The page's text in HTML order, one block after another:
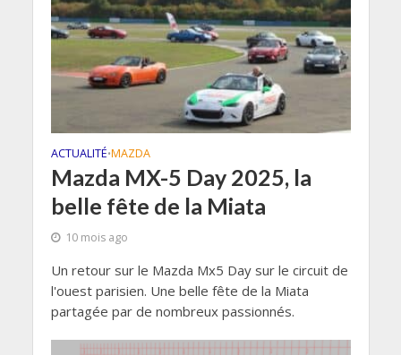
ACTUALITÉ•MAZDA
Mazda MX-5 Day 2025, la
belle fête de la Miata
10 mois ago
Un retour sur le Mazda Mx5 Day sur le circuit de
l'ouest parisien. Une belle fête de la Miata
partagée par de nombreux passionnés.